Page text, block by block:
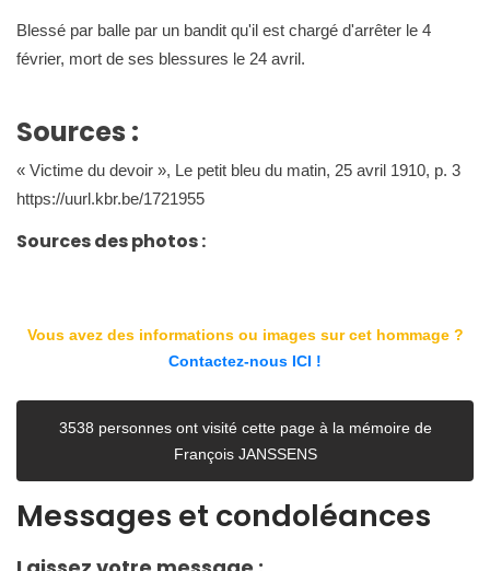
Blessé par balle par un bandit qu'il est chargé d'arrêter le 4
février, mort de ses blessures le 24 avril.
Sources :
« Victime du devoir », Le petit bleu du matin, 25 avril 1910, p. 3
https://uurl.kbr.be/1721955
Sources des photos :
Vous avez des informations ou images sur cet hommage ?
Contactez-nous ICI !
3538 personnes ont visité cette page à la mémoire de
François JANSSENS
Messages et condoléances